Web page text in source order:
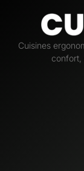
Cuisines
confort,